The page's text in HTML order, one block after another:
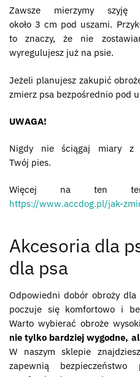
Zawsze mierzymy szyję
około 3 cm pod uszami.
to znaczy, że nie
wyregulujesz już na psie.
Jeżeli planujesz zakupić
zmierz psa bezpośrednio pod
UWAGA!
Nigdy nie ściągaj miary z
Twój pies.
Więcej na ten
https://www.accdog.pl/jak-
Akcesoria dla
dla psa
Odpowiedni dobór obroży
poczuje się komfortowo i
Warto wybierać obroże
nie tylko bardziej wygodne,
W naszym sklepie
zapewnią bezpieczeństwo